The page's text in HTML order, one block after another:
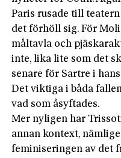
Paris rusade till
det förhöll sig. För
måltavla och
inte, lika lite som det
senare för Sartre i
Det viktiga i båda
vad som åsyftades.
Mer nyligen har
annan kontext,
feminiseringen av det